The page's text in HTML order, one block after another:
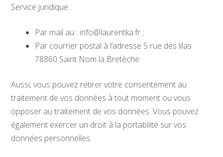
Service juridique :
Par mail au : info@laurentka.fr ;
Par courrier postal à l’adresse 5 rue des lilas
78860 Saint Nom la Bretèche.
Aussi, vous pouvez retirer votre consentement au
traitement de vos données à tout moment ou vous
opposer au traitement de vos données. Vous pouvez
également exercer un droit à la portabilité sur vos
données personnelles.